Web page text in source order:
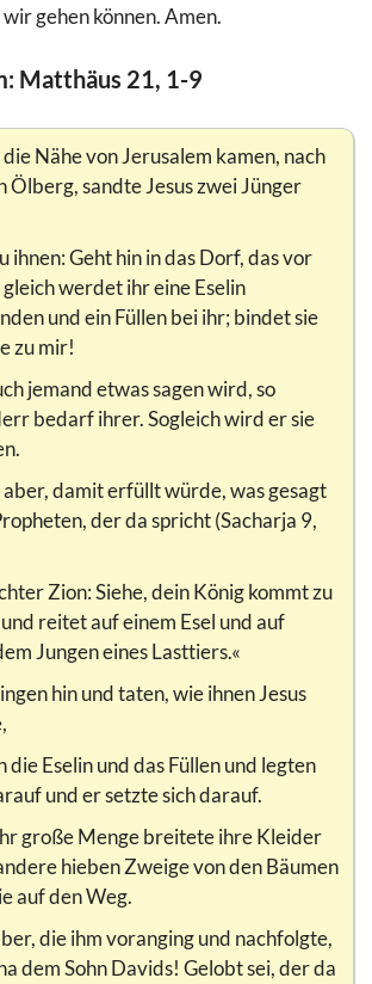
gehen können. Amen.
Matthäus 21, 1-9
die Nähe von Jerusalem kamen, nach
Ölberg, sandte Jesus zwei Jünger
ihnen: Geht hin in das Dorf, das vor
werdet ihr eine Eselin
und ein Füllen bei ihr; bindet sie
zu mir!
jemand etwas sagen wird, so
bedarf ihrer. Sogleich wird er sie
aber, damit erfüllt würde, was gesagt
der da spricht (Sacharja 9,
Zion: Siehe, dein König kommt zu
reitet auf einem Esel und auf
Jungen eines Lasttiers.«
hin und taten, wie ihnen Jesus
die Eselin und das Füllen und legten
und er setzte sich darauf.
große Menge breitete ihre Kleider
hieben Zweige von den Bäumen
auf den Weg.
die ihm voranging und nachfolgte,
dem Sohn Davids! Gelobt sei, der da